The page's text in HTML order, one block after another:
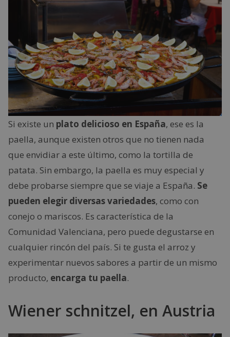
Si existe un plato delicioso en España, ese es la
paella, aunque existen otros que no tienen nada
que envidiar a este último, como la tortilla de
patata. Sin embargo, la paella es muy especial y
debe probarse siempre que se viaje a España. Se
pueden elegir diversas variedades, como con
conejo o mariscos. Es característica de la
Comunidad Valenciana, pero puede degustarse en
cualquier rincón del país. Si te gusta el arroz y
experimentar nuevos sabores a partir de un mismo
producto, encarga tu paella.
Wiener schnitzel, en Austria